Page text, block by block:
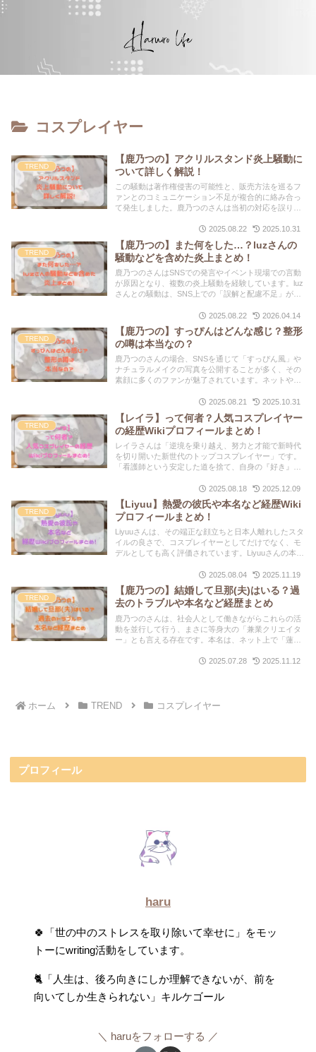
コスプレイヤー
TREND
【鹿乃つの】アクリルスタンド炎上騒動に
ついて詳しく解説！
この騒動は著作権侵害の可能性と、販売方法を巡るフ
ァンとのコミュニケーション不足が複合的に絡み合っ
て発生しました。鹿乃つのさんは当初の対応を誤り、
は販売中止と公式な謝罪に至りました。
2025.08.22 2025.10.31
TREND
【鹿乃つの】また何をした…？luzさんの
騒動などを含めた炎上まとめ！
鹿乃つのさんはSNSでの発言やイベント現場での言動
が原因となり、複数の炎上騒動を経験しています。luz
さんとの騒動は、SNS上での「誤解と配慮不足」が発
2025.08.22 2026.04.14
TREND
【鹿乃つの】すっぴんはどんな感じ？整形
の噂は本当なの？
鹿乃つのさんの場合、SNSを通じて「すっぴん風」や
ナチュラルメイクの写真を公開することが多く、その
素顔に多くのファンが魅了されています。ネットや
ともありますが、本人はこの件に関して明確なコメン
トを避けています。
2025.08.21 2025.10.31
TREND
【レイラ】って何者？人気コスプレイヤー
の経歴Wikiプロフィールまとめ！
レイラさんは「逆境を乗り越え、努力と才能で新時代
を切り開いた新世代のトップコスプレイヤー」です。
「看護師という安定した道を捨て、自身の『好き』を
の人」です。コスプレは「既製品と自作を組み合わせ
たこだわりの衣装と、変身の過程まで見せるオープン
なメイク術」によって、圧倒的なクオリティを実現し
ています。
2025.08.18 2025.12.09
TREND
【Liyuu】熱愛の彼氏や本名など経歴Wiki
プロフィールまとめ！
Liyuuさんは、その端正な顔立ちと日本人離れしたスタ
イルの良さで、コスプレイヤーとしてだけでなく、モ
デルとしても高く評価されています。Liyuuさんの本名
言うと、公式な交際報道や公表された恋人の情報は一
切ありません。
2025.08.04 2025.11.19
TREND
【鹿乃つの】結婚して旦那(夫)はいる？過
去のトラブルや本名など経歴まとめ
鹿乃つのさんは、社会人として働きながらこれらの活
動を並行して行う、まさに等身大の「兼業クリエイタ
ー」とも言える存在です。本名は、ネット上で「蓮尾
る」という明確な公式発表は、本人から一切ありませ
2025.07.28 2025.11.12
ホーム TREND コスプレイヤー
プロフィール
haru
🍀「世の中のストレスを取り除いて幸せに」をモッ
トーにwriting活動をしています。
🐈「人生は、後ろ向きにしか理解できないが、前を
向いてしか生きられない」キルケゴール
haruをフォローする